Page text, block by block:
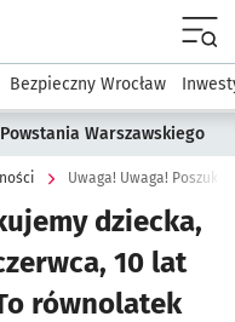
Dla mieszkańca
Bezpieczny Wrocław
Warszawskiego
dziecka,
10 lat
równolatek